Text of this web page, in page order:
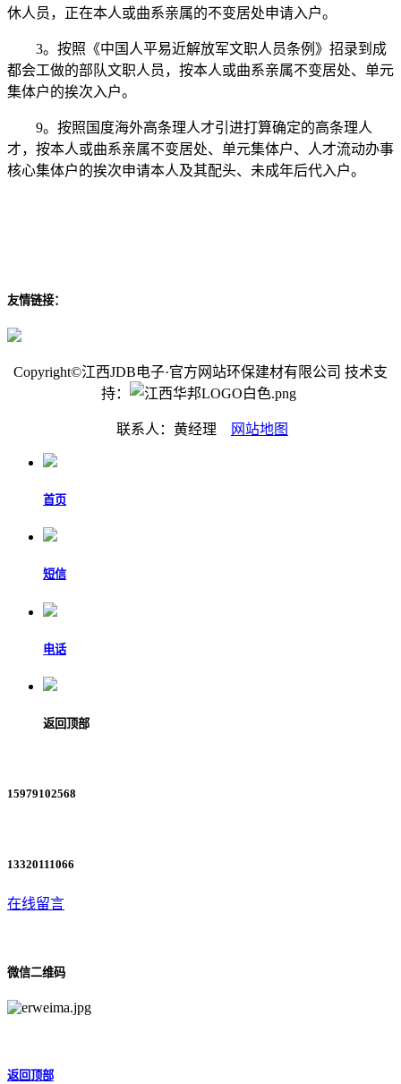
休人员，正在本人或曲系亲属的不变居处申请入户。
3。按照《中国人平易近解放军文职人员条例》招录到成
都会工做的部队文职人员，按本人或曲系亲属不变居处、单元
集体户的挨次入户。
9。按照国度海外高条理人才引进打算确定的高条理人
才，按本人或曲系亲属不变居处、单元集体户、人才流动办事
核心集体户的挨次申请本人及其配头、未成年后代入户。
友情链接：
Copyright©江西JDB电子·官方网站环保建材有限公司 技术支
持：
联系人：黄经理 网站地图
首页
短信
电话
返回顶部
15979102568
13320111066
在线留言
微信二维码
返回顶部